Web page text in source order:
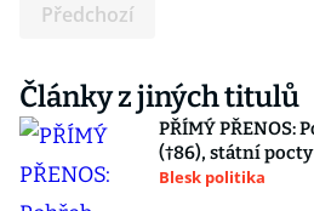
Předchozí
Články z jiných titulů
PŘÍMÝ PŘENOS:
(†86), státní
Blesk politika